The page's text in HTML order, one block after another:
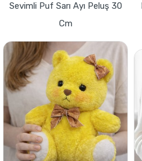
Sevimli Puf Sarı Ayı Peluş 30
Cm